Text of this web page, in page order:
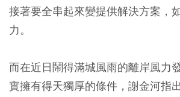
接著要全串起來變提供解決方案，
力。
而在近日鬧得滿城風雨的離岸風力
實擁有得天獨厚的條件，謝金河指